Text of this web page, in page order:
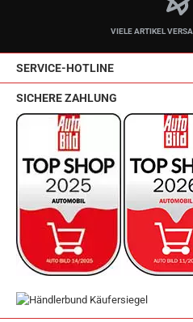
VIELE ARTIKEL
SERVICE-HOTLINE
SICHERE ZAHLUNG